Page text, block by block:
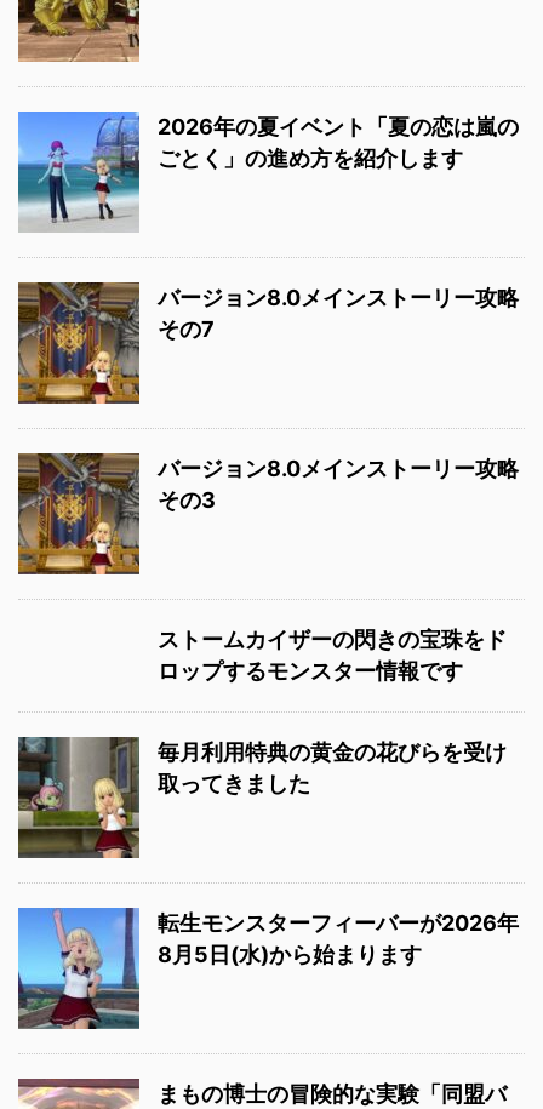
2026年の夏イベント「夏の恋は嵐の
ごとく」の進め方を紹介します
バージョン8.0メインストーリー攻略
その7
バージョン8.0メインストーリー攻略
その3
ストームカイザーの閃きの宝珠をド
ロップするモンスター情報です
毎月利用特典の黄金の花びらを受け
取ってきました
転生モンスターフィーバーが2026年
8月5日(水)から始まります
まもの博士の冒険的な実験「同盟バ